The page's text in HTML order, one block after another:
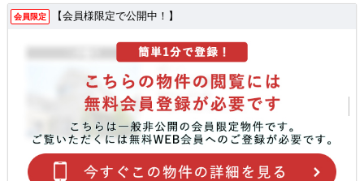
会員限定 【会員様限定で公開中！】